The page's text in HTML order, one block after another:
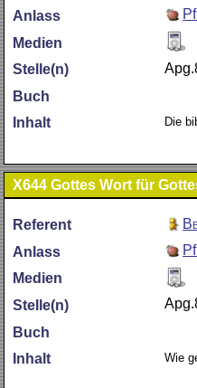
Anlass
Medien
Stelle(n)
Buch
Inhalt
Die
X644 Gottes Wort für
Referent
Anlass
Medien
Stelle(n)
Buch
Inhalt
Wie